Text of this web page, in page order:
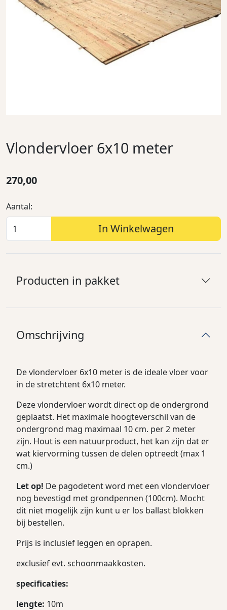
Vlondervloer 6x10 meter
270,00
Aantal:
In Winkelwagen
Producten in pakket
Omschrijving
De vlondervloer 6x10 meter is de ideale vloer voor
in de stretchtent 6x10 meter.
Deze vlondervloer wordt direct op de ondergrond
geplaatst. Het maximale hoogteverschil van de
ondergrond mag maximaal 10 cm. per 2 meter
zijn. Hout is een natuurproduct, het kan zijn dat er
wat kiervorming tussen de delen optreedt (max 1
cm.)
Letop! De pagodetent word met een vlondervloer
nog bevestigd met grondpennen (100cm). Mocht
dit niet mogelijk zijn kunt u er los ballast blokken
bij bestellen.
Prijs is inclusief leggen en oprapen.
exclusief evt. schoonmaakkosten.
specificaties:
lengte: 10m